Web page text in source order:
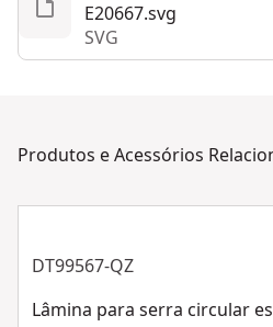
E20667.svg
SVG
Produtos e Acessórios
DT99567-QZ
Lâmina para serra circular